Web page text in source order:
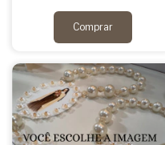
Comprar